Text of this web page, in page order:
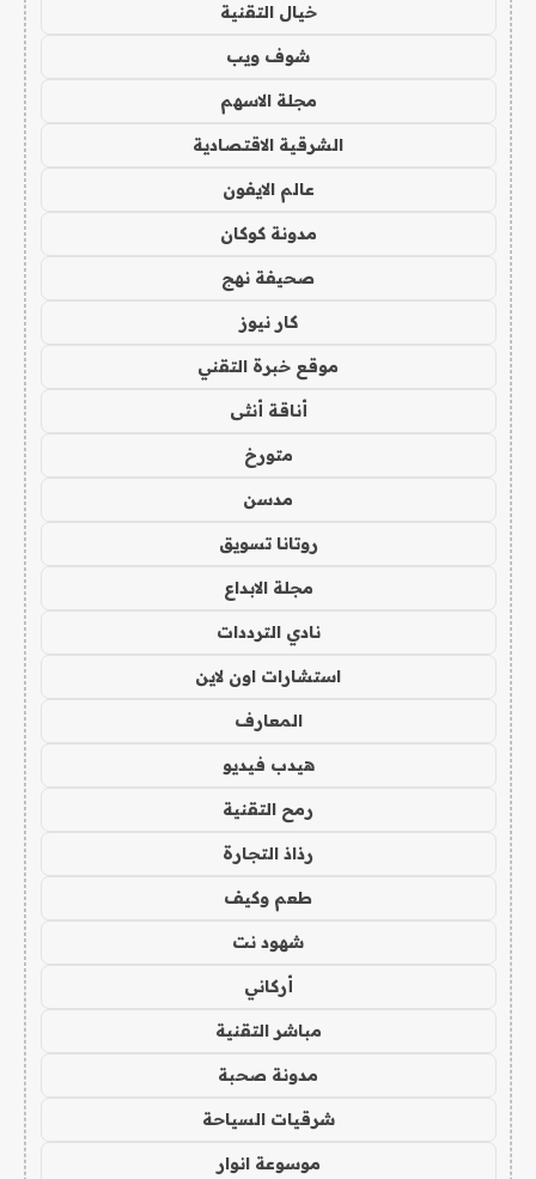
خيال التقنية
شوف ويب
مجلة الاسهم
الشرقية الاقتصادية
عالم الايفون
مدونة كوكان
صحيفة نهج
كار نيوز
موقع خبرة التقني
أناقة أنثى
متورخ
مدسن
روتانا تسويق
مجلة الابداع
نادي الترددات
استشارات اون لاين
المعارف
هيدب فيديو
رمح التقنية
رذاذ التجارة
طعم وكيف
شهود نت
أركاني
مباشر التقنية
مدونة صحبة
شرقيات السياحة
موسوعة انوار